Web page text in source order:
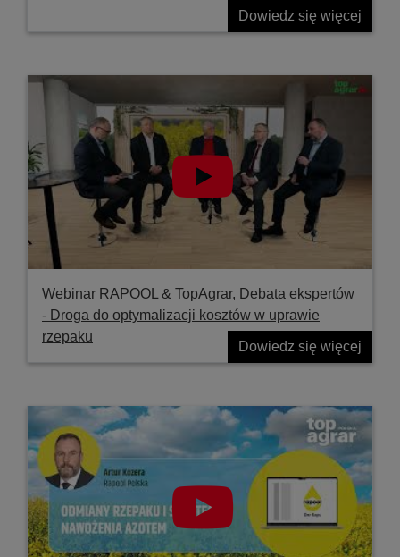
Dowiedz się więcej
Webinar RAPOOL & TopAgrar, Debata ekspertów
- Droga do optymalizacji kosztów w uprawie
rzepaku
Dowiedz się więcej